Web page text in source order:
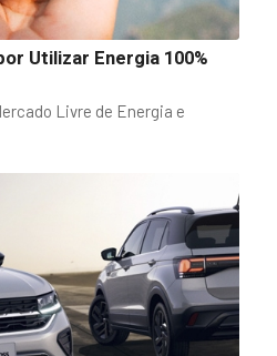
Utilizar Energia 100%
Livre de Energia e